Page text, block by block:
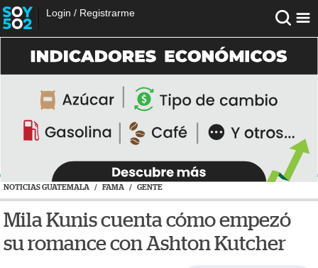
Login / Registrarme
NOTICIAS GUATEMALA / FAMA / GENTE
Mila Kunis cuenta cómo empezó
su romance con Ashton Kutcher